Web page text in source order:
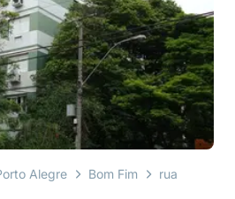
Alegre Bom Fim rua tomaz